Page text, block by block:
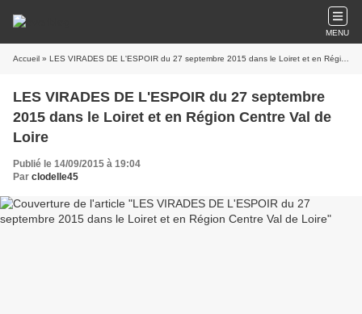
MENU
Accueil » LES VIRADES DE L'ESPOIR du 27 septembre 2015 dans le Loiret et en Région Centre Val de Loire
LES VIRADES DE L'ESPOIR du 27 septembre
2015 dans le Loiret et en Région Centre Val de
Loire
Publié le 14/09/2015 à 19:04
Par clodelle45